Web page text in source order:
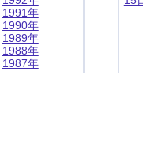
1991年
1990年
1989年
1988年
1987年